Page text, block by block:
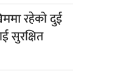
रहेको दुई
सुरक्षित